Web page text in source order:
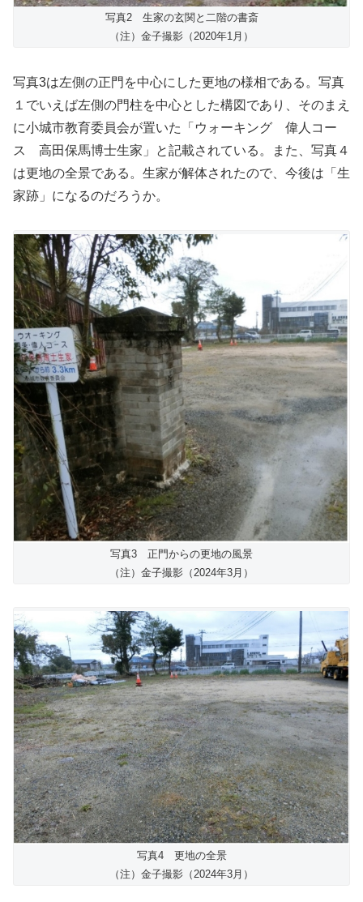
写真2 生家の玄関と二階の書斎
（注）金子撮影（2020年1月）
写真3は左側の正門を中心にした更地の様相である。写真
１でいえば左側の門柱を中心とした構図であり、そのまえ
に小城市教育委員会が置いた「ウォーキング 偉人コー
ス 高田保馬博士生家」と記載されている。また、写真４
は更地の全景である。生家が解体されたので、今後は「生
家跡」になるのだろうか。
写真3 正門からの更地の風景
（注）金子撮影（2024年3月）
写真4 更地の全景
（注）金子撮影（2024年3月）